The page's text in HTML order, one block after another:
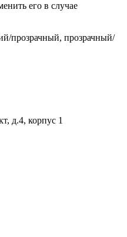
его в случае
прозрачный, прозрачный/
д.4, корпус 1